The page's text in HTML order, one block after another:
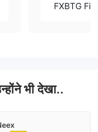
FXBTG
भी देखा..